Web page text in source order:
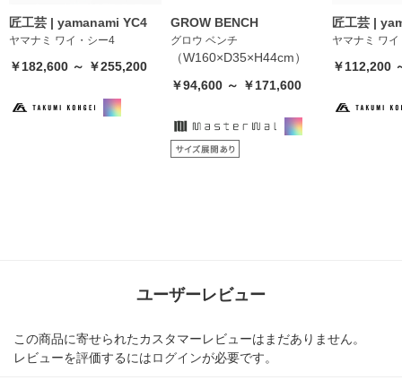
匠工芸 | yamanami YC4
ヤマナミ ワイ・シー4
￥182,600 ～ ￥255,200
GROW BENCH
グロウ ベンチ
（W160×D35×H44cm）
￥94,600 ～ ￥171,600
匠工芸 |
ヤマナミ ワ
￥112,200
ユーザーレビュー
この商品に寄せられたカスタマーレビューはまだありません。
レビューを評価するにはログインが必要です。